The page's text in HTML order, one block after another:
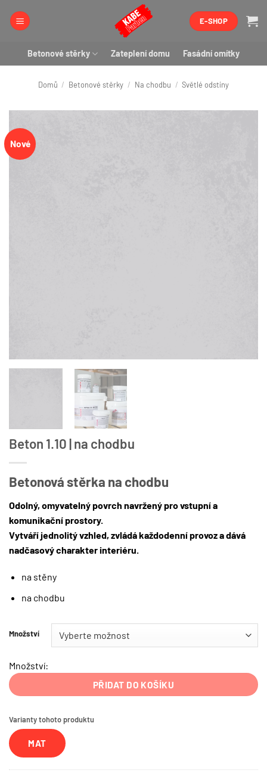
E-SHOP
Betonové stěrky Zateplení domu Fasádní omítky
Domů / Betonové stěrky / Na chodbu / Světlé odstíny
Nové
Beton 1.10 | na chodbu
Betonová stěrka na chodbu
Odolný, omyvatelný povrch navržený pro vstupní a
komunikační prostory.
Vytváří jednolitý vzhled, zvládá každodenní provoz a dává
nadčasový charakter interiéru.
na stěny
na chodbu
Množství
Množství:
PŘIDAT DO KOŠÍKU
Varianty tohoto produktu
MAT